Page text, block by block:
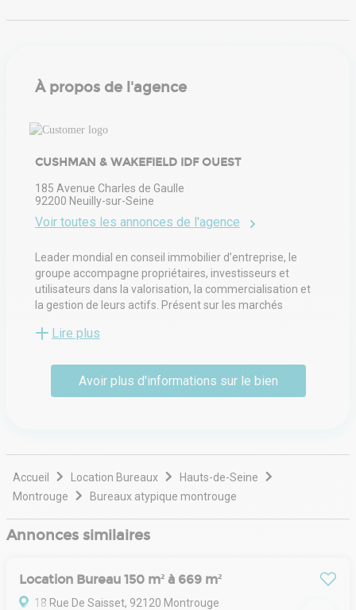
À propos de l'agence
CUSHMAN & WAKEFIELD IDF OUEST
185 Avenue Charles de Gaulle
92200 Neuilly-sur-Seine
Voir toutes les annonces de l'agence
Leader mondial en conseil immobilier d’entreprise, le
groupe accompagne propriétaires, investisseurs et
utilisateurs dans la valorisation, la commercialisation et
la gestion de leurs actifs. Présent sur les marchés
allant de la transaction locative et vente à l’expertise, la
stratégie d’implantation. Ses équipes multidisciplinaires
interviennent auprès d’entreprises de toutes tailles pour
optimiser la performance immobilière et créer de la
Lire plus
Avoir plus d'informations sur le bien
Accueil Location Bureaux
Hauts-de-Seine
Montrouge
Bureaux atypique montrouge
Annonces similaires
Location Bureau 150 m² à 669 m²
18 Rue De Saisset, 92120 Montrouge